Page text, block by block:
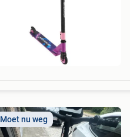
Moet nu weg